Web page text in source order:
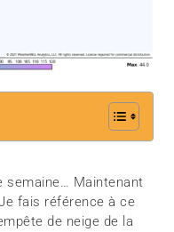
semaine… Maintenant
fais référence à ce
de neige de la